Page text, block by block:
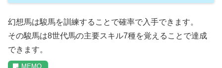
幻想馬は駿馬を訓練することで確率で入手できます。
その駿馬は8世代馬の主要スキル7種を覚えることで達成
できます。